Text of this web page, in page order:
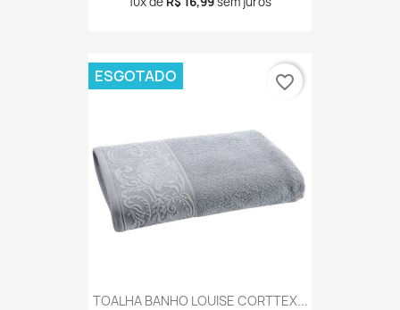
TOALHA BANHO LOUISE CORTTEX...
ESGOTADO favorite_border